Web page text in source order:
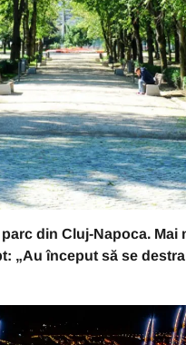
din Cluj-Napoca. Mai
„Au început să se